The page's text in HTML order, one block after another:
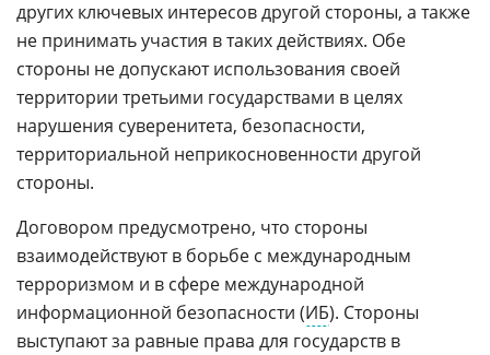
других ключевых интересов другой стороны, а также
не принимать участия в таких действиях. Обе
стороны не допускают использования своей
территории третьими государствами в целях
нарушения суверенитета, безопасности,
территориальной неприкосновенности другой
стороны.
Договором предусмотрено, что стороны
взаимодействуют в борьбе с международным
терроризмом и в сфере международной
информационной безопасности (ИБ). Стороны
выступают за равные права для государств в